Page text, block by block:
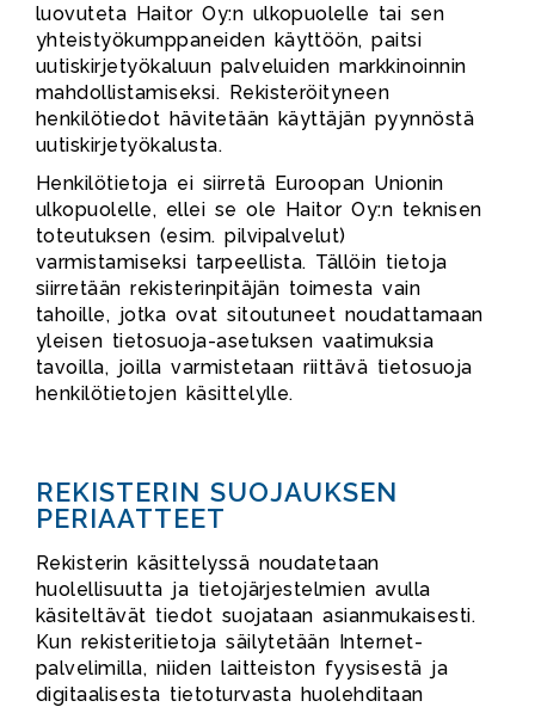
luovuteta Haitor Oy:n ulkopuolelle tai sen
yhteistyökumppaneiden käyttöön, paitsi
uutiskirjetyökaluun palveluiden markkinoinnin
mahdollistamiseksi. Rekisteröityneen
henkilötiedot hävitetään käyttäjän pyynnöstä
uutiskirjetyökalusta.
Henkilötietoja ei siirretä Euroopan Unionin
ulkopuolelle, ellei se ole Haitor Oy:n teknisen
toteutuksen (esim. pilvipalvelut)
varmistamiseksi tarpeellista. Tällöin tietoja
siirretään rekisterinpitäjän toimesta vain
tahoille, jotka ovat sitoutuneet noudattamaan
yleisen tietosuoja-asetuksen vaatimuksia
tavoilla, joilla varmistetaan riittävä tietosuoja
henkilötietojen käsittelylle.
REKISTERIN SUOJAUKSEN
PERIAATTEET
Rekisterin käsittelyssä noudatetaan
huolellisuutta ja tietojärjestelmien avulla
käsiteltävät tiedot suojataan asianmukaisesti.
Kun rekisteritietoja säilytetään Internet-
palvelimilla, niiden laitteiston fyysisestä ja
digitaalisesta tietoturvasta huolehditaan